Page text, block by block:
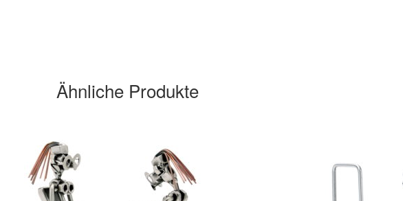
Ähnliche Produkte